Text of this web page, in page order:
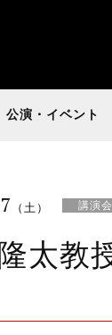
公演・イベント
（土） 講演会
太教